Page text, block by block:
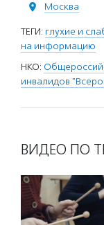
Москва
ТЕГИ: глухие и
на информацию
НКО:
инвалидов
ВИДЕО ПО